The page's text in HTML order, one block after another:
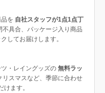
を 自社スタッフが1点1点丁
具合、パッケージ入り商品
してお届けします。
・レイングッズの 無料ラッ
スマスなど、季節に合わせ
ます。